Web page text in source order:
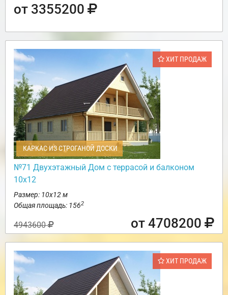
от 3355200
ХИТ ПРОДАЖ
КАРКАС ИЗ СТРОГАНОЙ ДОСКИ
№71 Двухэтажный Дом с террасой и балконом
10х12
Размер: 10х12 м
Общая площадь: 1562
4943600 от 4708200
ХИТ ПРОДАЖ